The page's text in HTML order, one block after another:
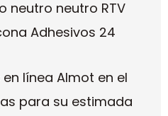
línea Almot en el
para su estimada